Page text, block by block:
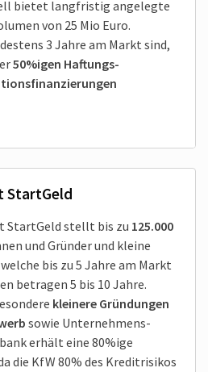
bietet langfristig angelegte
von 25 Mio Euro.
3 Jahre am Markt sind,
50%igen Haftungs­
StartGeld
StartGeld stellt bis zu 125.000
und Gründer und kleine
bis zu 5 Jahre am Markt
betragen 5 bis 10 Jahre.
kleinere Gründungen
sowie Unter­nehmens­
erhält eine 80%ige
die KfW 80% des Kreditrisikos